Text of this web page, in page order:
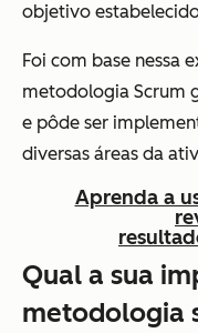
objetivo
Foi com base nessa
metodologia Scrum
e pôde ser
diversas áreas da
Aprenda a
Qual a sua
metodologia